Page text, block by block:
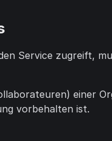
Service zugreift,
einer
vorbehalten ist.